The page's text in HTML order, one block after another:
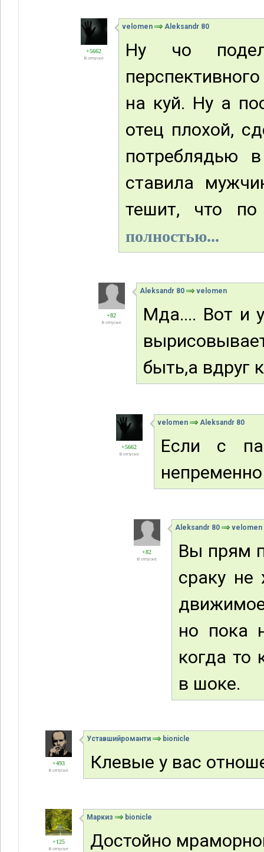
+5662
В отпуске
velomen Aleksandr 80
Ну чо
на куй. Ну а
отец плохой,
потреблядью
ставила
тешит, что
полностью...
+82
В отпуске
Aleksandr 80 velomen
Мда.... Вот и
быть,а вдруг
+5662
В отпуске
velomen Aleksandr 80
Если с
+82
В отпуске
Aleksandr 80 velomen
Вы прям
сраку не
но пока
когда то
в шоке.
+493
В отпуске
Уставшийроманти bionicle
Клевые у вас
+125
В отпуске
Маркиз bionicle
Достойно